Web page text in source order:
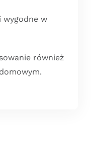
w
również